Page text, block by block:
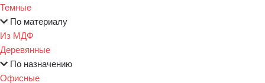
Темные
По материалу
Из МДФ
Деревянные
По назначению
Офисные